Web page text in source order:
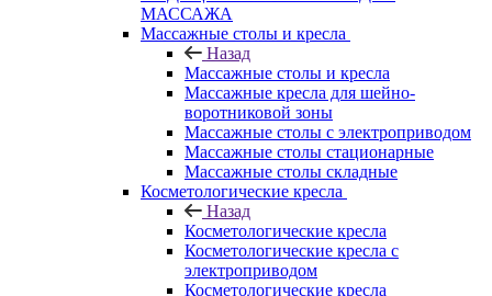
МАССАЖА
Массажные столы и кресла
Назад
Массажные столы и кресла
Массажные кресла для шейно-
воротниковой зоны
Массажные столы с электроприводом
Массажные столы стационарные
Массажные столы складные
Косметологические кресла
Назад
Косметологические кресла
Косметологические кресла с
электроприводом
Косметологические кресла